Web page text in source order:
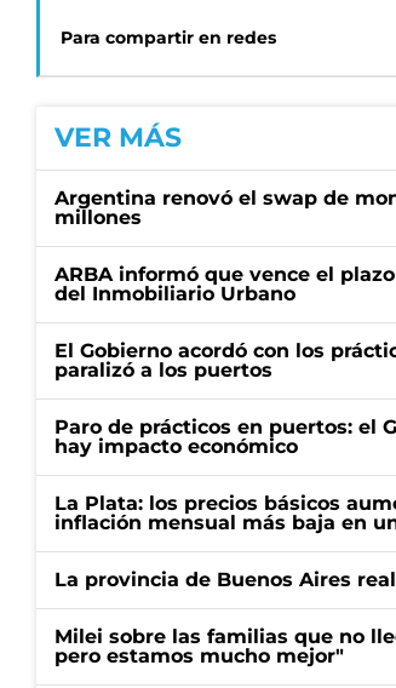
Para compartir en redes
VER MÁS
Argentina renovó el swap de
millones
ARBA informó que vence el
del Inmobiliario Urbano
El Gobierno acordó con los
paralizó a los puertos
Paro de prácticos en puertos: el
hay impacto económico
La Plata: los precios básicos
inflación mensual más baja en
La provincia de Buenos Aires
Milei sobre las familias que no
pero estamos mucho mejor"